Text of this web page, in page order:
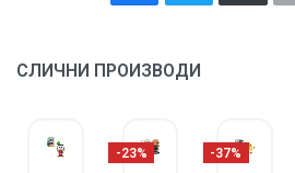
СЛИЧНИ ПРОИЗВОДИ
-23% -37%